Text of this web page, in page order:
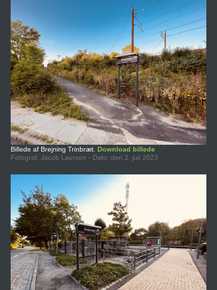
Billede af Brejning Trinbræt. Download billede
Fotograf: Jacob Laursen - Dato: den 2. juli 2023